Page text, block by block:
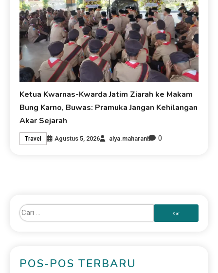
Ketua Kwarnas-Kwarda Jatim Ziarah ke Makam
Bung Karno, Buwas: Pramuka Jangan Kehilangan
Akar Sejarah
Travel Agustus 5, 2026 alya.maharani 0
POS-POS TERBARU